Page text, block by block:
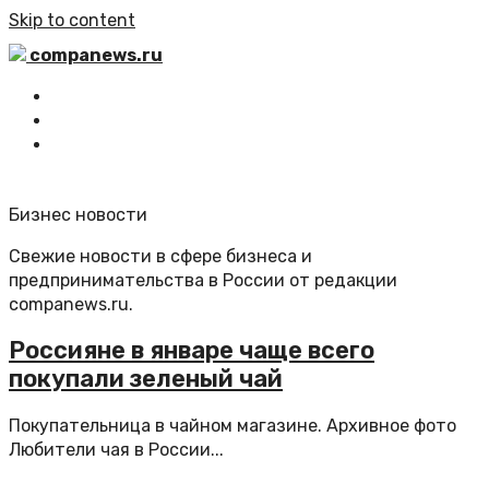
Skip to content
companews.ru
Бизнес новости
Свежие новости в сфере бизнеса и
предпринимательства в России от редакции
companews.ru.
Россияне в январе чаще всего
покупали зеленый чай
Покупательница в чайном магазине. Архивное фото
Любители чая в России...